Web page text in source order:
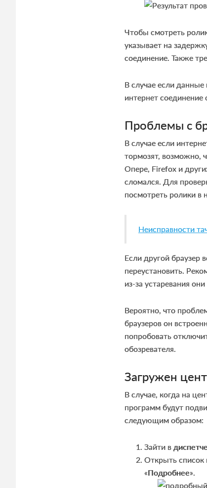
Чтобы смотреть
указывает на
соединение. Также
В случае если
интернет
Проблемы с
В случае если
тормозят, возможно,
Опере, Firefox и
сломался. Для
посмотреть ролики в
Неисправности
Если другой браузер
переустановить.
из-за устаревания
Вероятно, что
браузеров он
попробовать
обозревателя.
Загружен
В случае, когда на
программ будут
следующим образом:
Зайти в
Открыть
«Подробнее».